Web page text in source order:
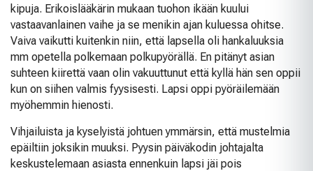
kipuja. Erikoislääkärin mukaan tuohon ikään kuului
vastaavanlainen vaihe ja se menikin ajan kuluessa ohitse.
Vaiva vaikutti kuitenkin niin, että lapsella oli hankaluuksia
mm opetella polkemaan polkupyörällä. En pitänyt asian
suhteen kiirettä vaan olin vakuuttunut että kyllä hän sen oppii
kun on siihen valmis fyysisesti. Lapsi oppi pyöräilemään
myöhemmin hienosti.
Vihjailuista ja kyselyistä johtuen ymmärsin, että mustelmia
epäiltiin joksikin muuksi. Pyysin päiväkodin johtajalta
keskustelemaan asiasta ennenkuin lapsi jäi pois